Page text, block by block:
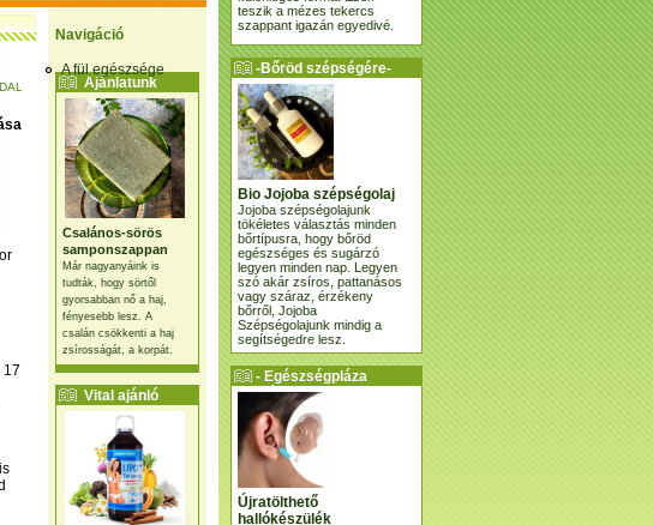
Navigáció
A fül egészsége
Ajánlatunk
Csalános-sörös
samponszappan
Már nagyanyáink is
tudták, hogy sörtől
gyorsabban nő a haj,
fényesebb lesz. A
csalán csökkenti a haj
zsírosságát, a korpát.
Vital ajánló
17
teszik a mézes tekercs
szappant igazán egyedivé.
-Bőröd szépségére-
Bio Jojoba szépségolaj
Jojoba szépségolajunk
tökéletes választás minden
bőrtípusra, hogy bőröd
egészséges és sugárzó
legyen minden nap. Legyen
szó akár zsíros, pattanásos
vagy száraz, érzékeny
bőrről, Jojoba
Szépségolajunk mindig a
segítségedre lesz.
- Egészségpláza
ajánlatunk -
Újratölthető
hallókészülék